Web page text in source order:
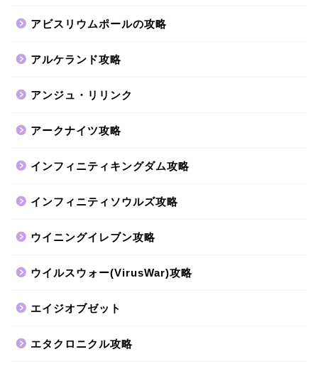
アビスリウムポールの攻略
アルケランド攻略
アンジュ・リリンク
アークナイツ攻略
インフィニティキングダム攻略
インフィニティソウルズ攻略
ウイニングイレブン攻略
ウイルスウォー(VirusWar)攻略
エイジオブゼット
エタクロニクル攻略